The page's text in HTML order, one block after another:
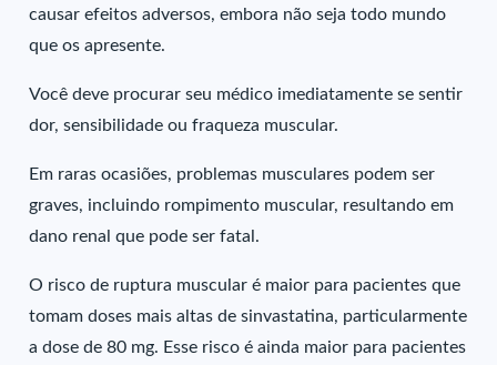
causar efeitos adversos, embora não seja todo mundo
que os apresente.
Você deve procurar seu médico imediatamente se sentir
dor, sensibilidade ou fraqueza muscular.
Em raras ocasiões, problemas musculares podem ser
graves, incluindo rompimento muscular, resultando em
dano renal que pode ser fatal.
O risco de ruptura muscular é maior para pacientes que
tomam doses mais altas de sinvastatina, particularmente
a dose de 80 mg. Esse risco é ainda maior para pacientes